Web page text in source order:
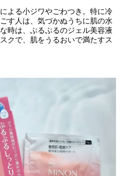
よる小ジワやごわつき。特に冷
す人は、気づかぬうちに肌の水
時は、ぷるぷるのジェル美容液
クで、肌をうるおいで満たすス